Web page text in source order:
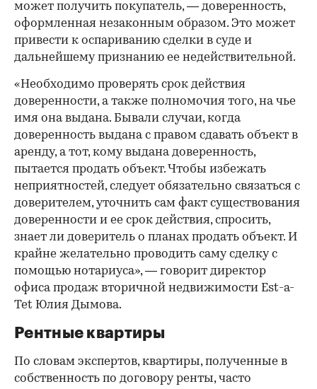
может получить покупатель, — доверенность,
оформленная незаконным образом. Это может
привести к оспариванию сделки в суде и
дальнейшему признанию ее недействительной.
«Необходимо проверять срок действия
доверенности, а также полномочия того, на чье
имя она выдана. Бывали случаи, когда
доверенность выдана с правом сдавать объект в
аренду, а тот, кому выдана доверенность,
пытается продать объект. Чтобы избежать
неприятностей, следует обязательно связаться с
доверителем, уточнить сам факт существования
доверенности и ее срок действия, спросить,
знает ли доверитель о планах продать объект. И
крайне желательно проводить саму сделку с
помощью нотариуса», — говорит директор
офиса продаж вторичной недвижимости Est-a-
Tet Юлия Дымова.
Рентные квартиры
По словам экспертов, квартиры, полученные в
собственность по договору ренты, часто